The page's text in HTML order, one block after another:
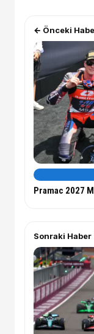
← Önceki
Pramac 2027
Sonraki